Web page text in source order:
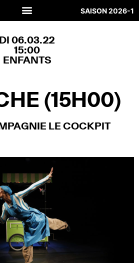
SAISON 2026-1
DI 06.03.22
15:00
ENFANTS
(15H00)
LE COCKPIT